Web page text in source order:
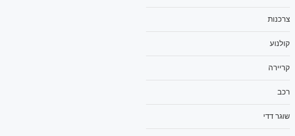
צרכנות
קולנוע
קריירה
רכב
שוגר דדי